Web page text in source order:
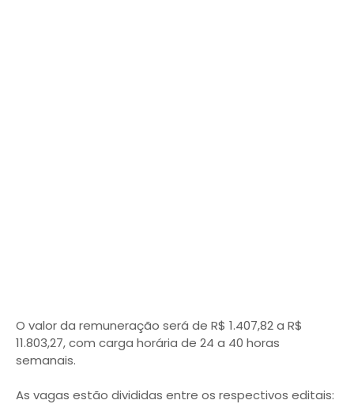
O valor da remuneração será de R$ 1.407,82 a R$
11.803,27, com carga horária de 24 a 40 horas
semanais.
As vagas estão divididas entre os respectivos editais: